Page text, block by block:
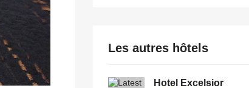
Les autres hôtels
Hotel Excelsior